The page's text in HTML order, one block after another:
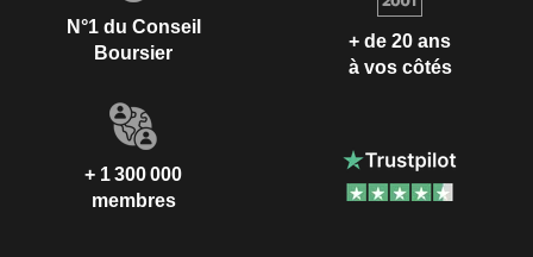
N°1 du Conseil
Boursier
+ de 20 ans
à vos côtés
+ 1 300 000
membres